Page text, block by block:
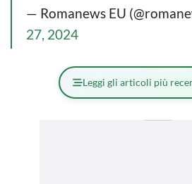
— Romanews EU
27, 2024
Leggi gli articoli più